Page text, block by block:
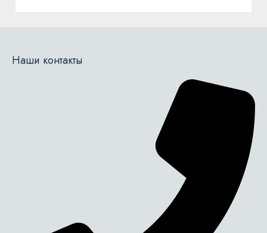
Наши контакты